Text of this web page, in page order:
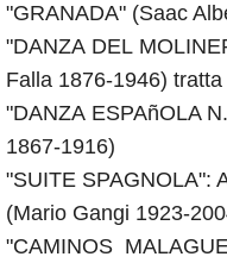
"GRANADA" (Saac
"DANZA DEL
Falla 1876-1946)
"DANZA ESPAñOLA
1867-1916)
"SUITE SPAGNOLA":
(Mario Gangi 1923-
"CAMINOS